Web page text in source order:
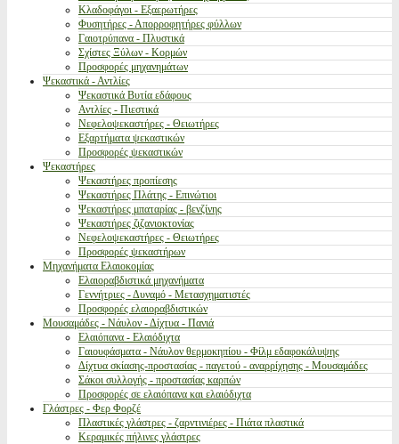
Κλαδοφάγοι - Εξαερωτήρες
Φυσητήρες - Απορροφητήρες φύλλων
Γαιοτρύπανα - Πλυστικά
Σχίστες Ξύλων - Κορμών
Προσφορές μηχανημάτων
Ψεκαστικά - Αντλίες
Ψεκαστικά Βυτία εδάφους
Αντλίες - Πιεστικά
Νεφελοψεκαστήρες - Θειωτήρες
Εξαρτήματα ψεκαστικών
Προσφορές ψεκαστικών
Ψεκαστήρες
Ψεκαστήρες προπίεσης
Ψεκαστήρες Πλάτης - Επινώτιοι
Ψεκαστήρες μπαταρίας - βενζίνης
Ψεκαστήρες ζιζανιοκτονίας
Νεφελοψεκαστήρες - Θειωτήρες
Προσφορές ψεκαστήρων
Μηχανήματα Ελαιοκομίας
Ελαιοραβδιστικά μηχανήματα
Γεννήτριες - Δυναμό - Μετασχηματιστές
Προσφορές ελαιοραβδιστικών
Μουσαμάδες - Νάυλον - Δίχτυα - Πανιά
Ελαιόπανα - Ελαιόδιχτα
Γαιουφάσματα - Νάυλον θερμοκηπίου - Φίλμ εδαφοκάλυψης
Δίχτυα σκίασης-προστασίας - παγετού - αναρρίχησης - Μουσαμάδες
Σάκοι συλλογής - προστασίας καρπών
Προσφορές σε ελαιόπανα και ελαιόδιχτα
Γλάστρες - Φερ Φορζέ
Πλαστικές γλάστρες - ζαρντινιέρες - Πιάτα πλαστικά
Κεραμικές πήλινες γλάστρες